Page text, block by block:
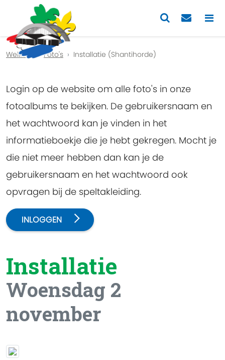
Previous
Welkom Foto's Installatie (Shantihorde)
Login op de website om alle foto's in onze
fotoalbums te bekijken. De gebruikersnaam en
het wachtwoord kan je vinden in het
informatieboekje die je hebt gekregen. Mocht je
die niet meer hebben dan kan je de
gebruikersnaam en het wachtwoord ook
opvragen bij de speltakleiding.
INLOGGEN
Installatie
Woensdag 2
november